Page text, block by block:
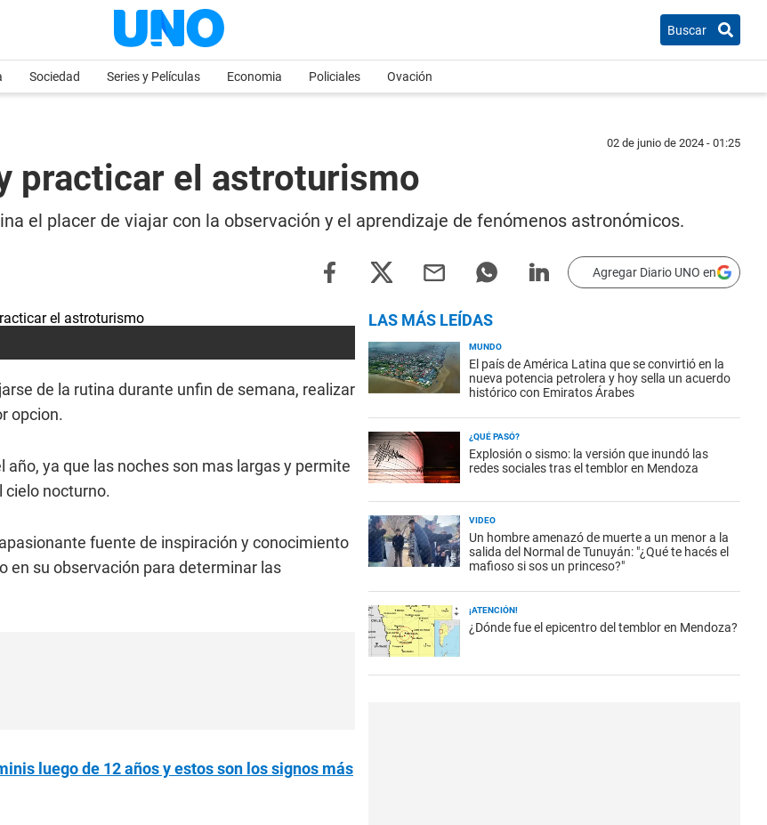
Buscar
Sociedad Series y Películas Economia Policiales Ovación
02 de junio de 2024 - 01:25
practicar el astroturismo
el placer de viajar con la observación y el aprendizaje de fenómenos astronómicos.
Agregar Diario UNO en
de la rutina durante unfin de semana, realizar
opcion.
ya que las noches son mas largas y permite
cielo nocturno.
fuente de inspiración y conocimiento
en su observación para determinar las
luego de 12 años y estos son los signos más
LAS MÁS LEÍDAS
MUNDO
El país de América Latina que se convirtió en la
nueva potencia petrolera y hoy sella un acuerdo
histórico con Emiratos Árabes
¿QUÉ PASÓ?
Explosión o sismo: la versión que inundó las
redes sociales tras el temblor en Mendoza
VIDEO
Un hombre amenazó de muerte a un menor a la
salida del Normal de Tunuyán: "¿Qué te hacés el
mafioso si sos un princeso?"
¡ATENCIÓN!
¿Dónde fue el epicentro del temblor en Mendoza?